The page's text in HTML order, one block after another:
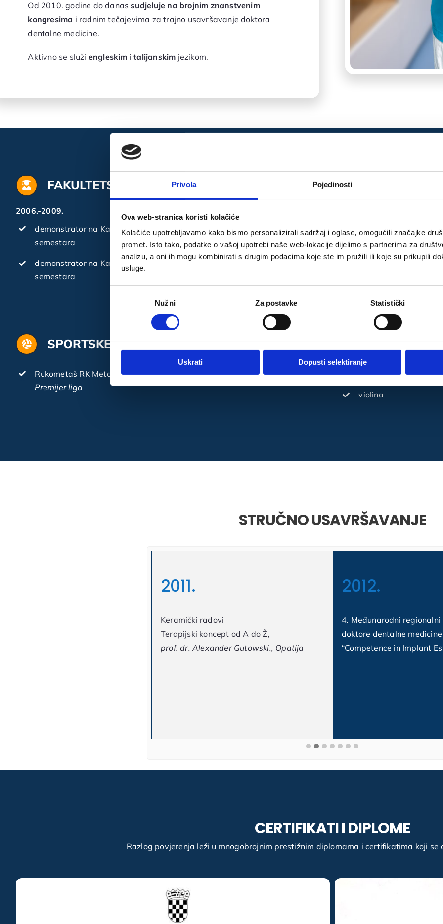
Privola Pojedinosti
Ova web-stranica koristi kolačiće
Kolačiće upotrebljavamo kako bismo personalizirali sadržaj i oglase, omogućili značajke
promet. Isto tako, podatke o vašoj upotrebi naše web-lokacije dijelimo s partnerima za
analizu, a oni ih mogu kombinirati s drugim podacima koje ste im pružili ili koje su prikupili
usluge.
Nužni Za postavke Statistički
Uskrati Dopusti selektiranje
Od 2010. godine do danas sudjeluje na brojnim znanstvenim
kongresima i radnim tečajevima za trajno usavršavanje doktora
dentalne medicine.
Aktivno se služi engleskim italijanskim jezikom.
FAKULTETSKE AKTIVNOSTI
2006.-2009.
demonstrator na Katedri za Fiziologiju Stom. fakulteta u Zagrebu kroz 6
semestara
demonstrator na Katedri za Fiziologiju Stom. fakulteta u Zagrebu kroz 6
semestara
Substituting dietary
increases insulin
Coll Antropol. 2008
Rosa J, Baraba A,
SPORTSKE AKTIVNOSTI
Rukometaš RK Metalac iz Zagreba
Premijer liga
HOBI I
Sportaš (rukomet,
violina
STRUČNO USAVRŠAVANJE
2011.
Keramički radovi
Terapijski koncept od A do Ž,
prof. dr. Alexander Gutowski., Opatija
2012.
4. Međunarodni regionalni
doktore dentalne medicine
“Competence in Implant
CERTIFIKATI I DIPLOME
Razlog povjerenja leži u mnogobrojnim prestižnim diplomama i certifikatima koji se